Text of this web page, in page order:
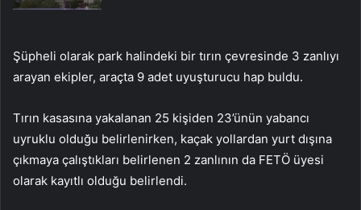
Şüpheli olarak park halindeki bir tırın çevresinde 3 zanlıyı
arayan ekipler, araçta 9 adet uyuşturucu hap buldu.
Tırın kasasına yakalanan 25 kişiden 23’ünün yabancı
uyruklu olduğu belirlenirken, kaçak yollardan yurt dışına
çıkmaya çalıştıkları belirlenen 2 zanlının da FETÖ üyesi
olarak kayıtlı olduğu belirlendi.